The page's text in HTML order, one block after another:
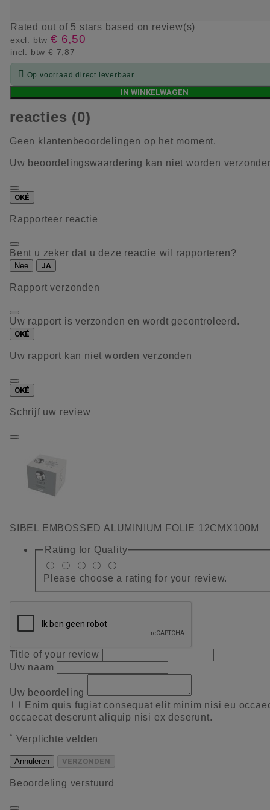
Rated out of 5 stars based on review(s)
excl. btw € 6,50
incl. btw € 7,87
 Op voorraad direct leverbaar
IN WINKELWAGEN
reacties (0)
Geen klantenbeoordelingen op het moment.
Uw beoordelingswaardering kan niet worden
OKÉ
Rapporteer reactie
Bent u zeker dat u deze reactie wil rapporteren?
Nee JA
Rapport verzonden
Uw rapport is verzonden en wordt gecontroleerd.
OKÉ
Uw rapport kan niet worden verzonden
OKÉ
Schrijf uw review
SIBEL EMBOSSED ALUMINIUM FOLIE 12CMX100M
Rating for Quality
Please choose a rating for your review.
Title of your review
Uw naam
Uw beoordeling
Enim quis fugiat consequat elit minim nisi eu
occaecat deserunt aliquip nisi ex deserunt.
* Verplichte velden
Annuleren VERZONDEN
Beoordeling verstuurd